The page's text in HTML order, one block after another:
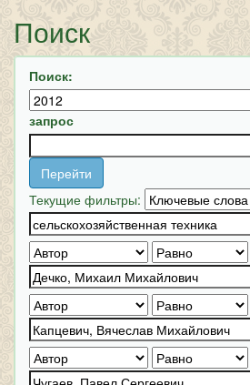
Поиск
Поиск:
запрос
Текущие фильтры: